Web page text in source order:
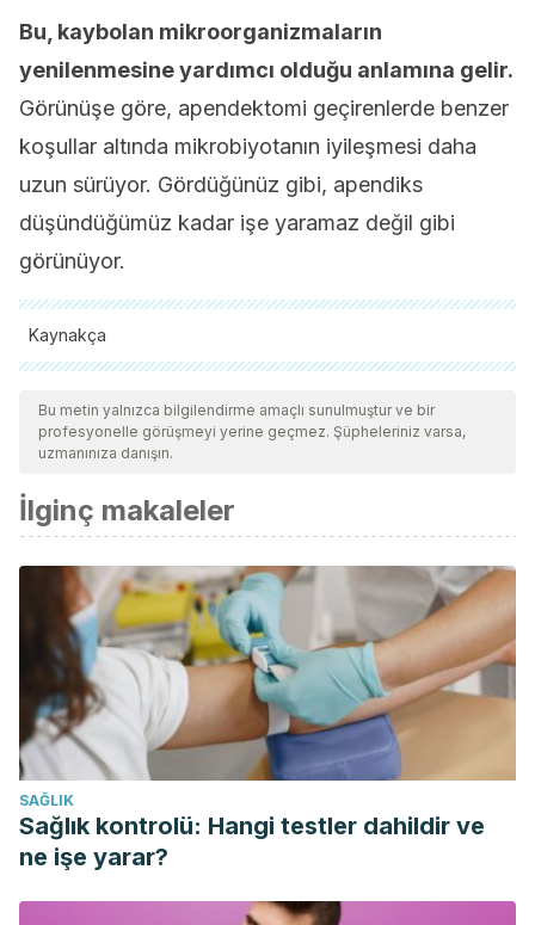
Bu, kaybolan mikroorganizmaların
yenilenmesine yardımcı olduğu anlamına gelir.
Görünüşe göre, apendektomi geçirenlerde benzer
koşullar altında mikrobiyotanın iyileşmesi daha
uzun sürüyor. Gördüğünüz gibi, apendiks
düşündüğümüz kadar işe yaramaz değil gibi
görünüyor.
Kaynakça
Tüm alıntı yapılan kaynaklar, kalitelerini, güvenilirliklerini,
güncelliklerini ve geçerliliklerini sağlamak için ekibimiz
tarafından derinlemesine incelendi. Bu makalenin bibliyografisi
kabul edildi.
Gómez, I. S., Redondo, M. S., Sanchis, N. R., Canovas, A. V., &
Laforga, A. M. S. (2018). Lo que el apéndice esconde. Seram.
Bu metin yalnızca bilgilendirme amaçlı sunulmuştur ve bir
profesyonelle görüşmeyi yerine geçmez. Şüpheleriniz varsa,
uzmanınıza danışın.
İlginç makaleler
SAĞLIK
Sağlık kontrolü: Hangi testler dahildir ve
ne işe yarar?